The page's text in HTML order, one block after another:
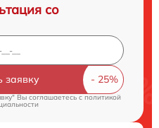
со
заявку
Вы соглашаетесь c политикой